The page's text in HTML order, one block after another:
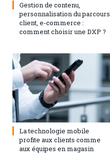
Gestion de contenu,
personnalisation du parcours
client, e-commerce :
comment choisir une DXP ?
1 février 2021 0
La technologie mobile
profite aux clients comme
aux équipes en magasin